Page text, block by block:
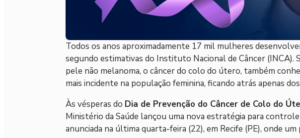
Todos os anos aproximadamente 17 mil mulheres
segundo estimativas do Instituto Nacional de Câncer (INCA).
pele não melanoma, o câncer do colo do útero, também
mais incidente na população feminina, ficando atrás apenas dos
Às vésperas do Dia de Prevenção do Câncer de Colo do
Ministério da Saúde lançou uma nova estratégia para
anunciada na última quarta-feira (22), em Recife (PE), onde